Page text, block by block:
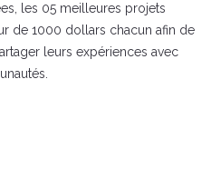
les 05 meilleures projets
de 1000 dollars chacun afin de
leurs expériences avec